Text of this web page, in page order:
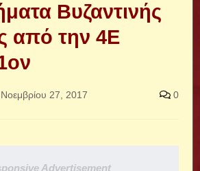
Βυζαντινής
από την 4Ε
Νοεμβρίου 27, 2017 0
Advertisement